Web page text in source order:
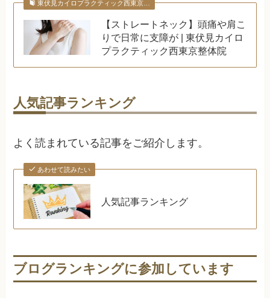
東伏見カイロプラクティック西東京…
【ストレートネック】頭痛や肩こ
りで日常に支障が | 東伏見カイロ
プラクティック西東京整体院
人気記事ランキング
よく読まれている記事をご紹介します。
あわせて読みたい
人気記事ランキング
ブログランキングに参加しています